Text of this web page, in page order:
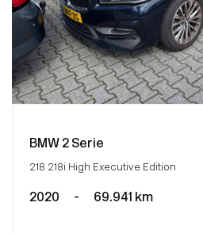
BMW 2 Serie
218 218i High Executive Edition
2020 - 69.941 km